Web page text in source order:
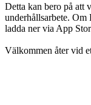
Detta kan bero på att
underhållsarbete. Om
ladda ner via App
Välkommen åter vid